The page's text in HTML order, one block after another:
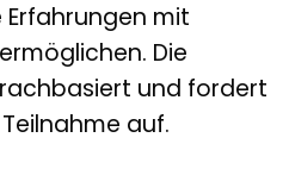
mit
Die
und fordert
auf.